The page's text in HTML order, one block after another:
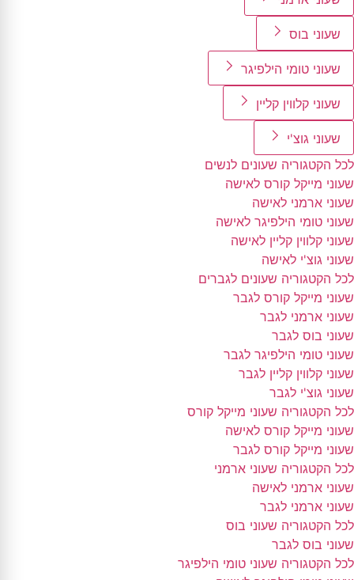
שעוני בוס
שעוני טומי הילפיגר
שעוני קלווין קליין
שעוני גוצ'י
לכל הקטגוריה שעונים לנשים
שעוני מייקל קורס לאישה
שעוני ארמני לאישה
שעוני טומי הילפיגר לאישה
שעוני קלווין קליין לאישה
שעוני גוצ'י לאישה
לכל הקטגוריה שעונים לגברים
שעוני מייקל קורס לגבר
שעוני ארמני לגבר
שעוני בוס לגבר
שעוני טומי הילפיגר לגבר
שעוני קלווין קליין לגבר
שעוני גוצ'י לגבר
לכל הקטגוריה שעוני מייקל קורס
שעוני מייקל קורס לאישה
שעוני מייקל קורס לגבר
לכל הקטגוריה שעוני ארמני
שעוני ארמני לאישה
שעוני ארמני לגבר
לכל הקטגוריה שעוני בוס
שעוני בוס לגבר
לכל הקטגוריה שעוני טומי הילפיגר